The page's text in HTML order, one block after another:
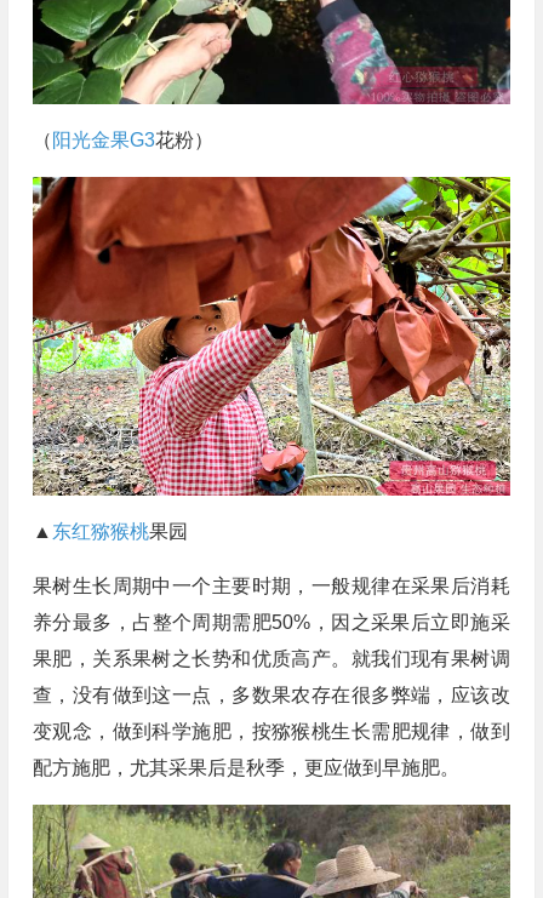
（ 阳光金果G3花粉）
▲ 东红猕猴桃果园
果树生长周期中一个主要时期，一般规律在采果后消耗
养分最多，占整个周期需肥50%，因之采果后立即施采
果肥，关系果树之长势和优质高产。就我们现有果树调
查，没有做到这一点，多数果农存在很多弊端，应该改
变观念，做到科学施肥，按猕猴桃生长需肥规律，做到
配方施肥，尤其采果后是秋季，更应做到早施肥。